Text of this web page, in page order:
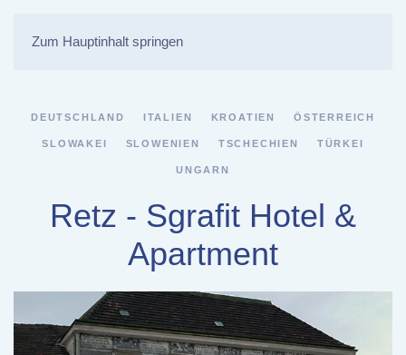
Zum Hauptinhalt springen
DEUTSCHLAND ITALIEN KROATIEN ÖSTERREICH
SLOWAKEI SLOWENIEN TSCHECHIEN TÜRKEI
UNGARN
Retz - Sgrafit Hotel &
Apartment